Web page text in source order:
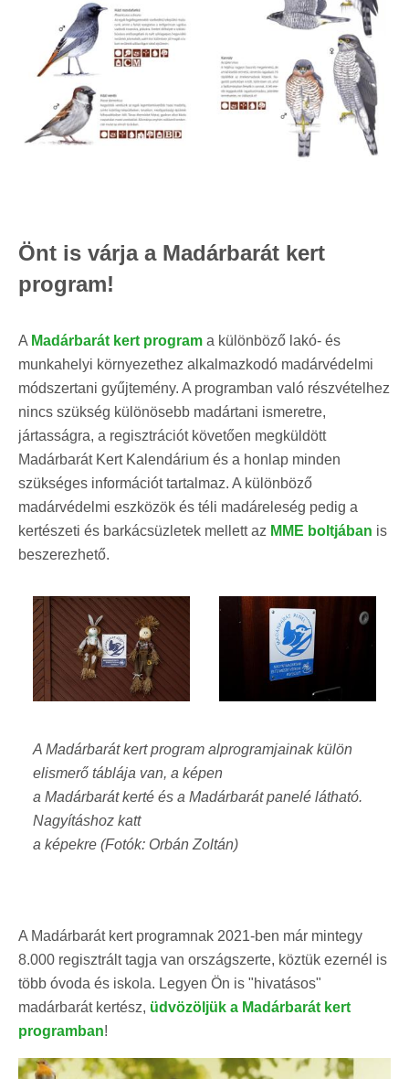
Önt is várja a Madárbarát kert
program!
A Madárbarát kert program a különböző lakó- és
munkahelyi környezethez alkalmazkodó madárvédelmi
módszertani gyűjtemény. A programban való részvételhez
nincs szükség különösebb madártani ismeretre,
jártasságra, a regisztrációt követően megküldött
Madárbarát Kert Kalendárium és a honlap minden
szükséges információt tartalmaz. A különböző
madárvédelmi eszközök és téli madáreleség pedig a
kertészeti és barkácsüzletek mellett az MME boltjában is
beszerezhető.
A Madárbarát kert program alprogramjainak külön
elismerő táblája van, a képen
a Madárbarát kerté és a Madárbarát panelé látható.
Nagyításhoz katt
a képekre (Fotók: Orbán Zoltán)
A Madárbarát kert programnak 2021-ben már mintegy
8.000 regisztrált tagja van országszerte, köztük ezernél is
több óvoda és iskola. Legyen Ön is "hivatásos"
madárbarát kertész, üdvözöljük a Madárbarát kert
programban!